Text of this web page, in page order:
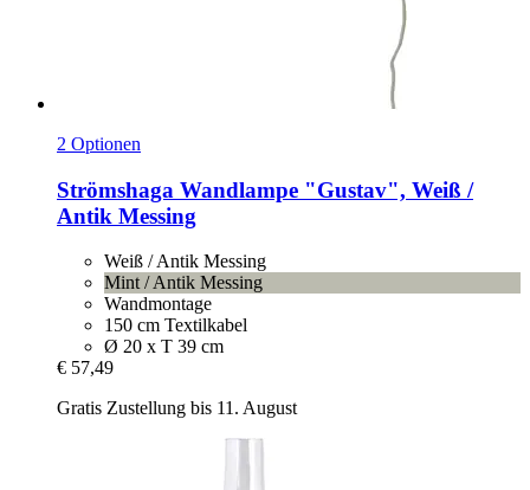
2 Optionen
Strömshaga Wandlampe "Gustav", Weiß /
Antik Messing
Weiß / Antik Messing
Mint / Antik Messing
Wandmontage
150 cm Textilkabel
Ø 20 x T 39 cm
€ 57,49
Gratis Zustellung bis 11. August